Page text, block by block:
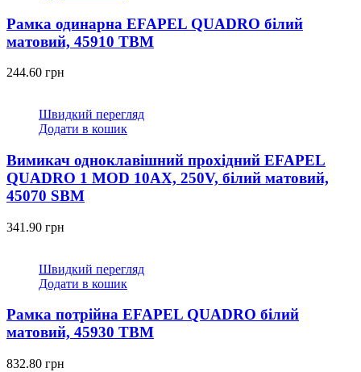
Рамка одинарна EFAPEL QUADRO білий
матовий, 45910 TBM
244.60 грн
Швидкий перегляд
Додати в кошик
Вимикач одноклавішний прохідний EFAPEL
QUADRO 1 MOD 10АХ, 250V, білий матовий,
45070 SBM
341.90 грн
Швидкий перегляд
Додати в кошик
Рамка потрійна EFAPEL QUADRO білий
матовий, 45930 TBM
832.80 грн